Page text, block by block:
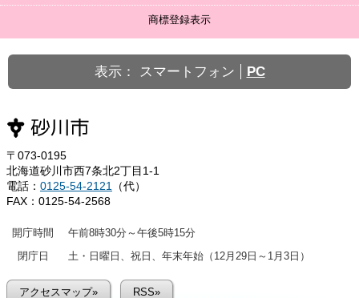
商標登録表示
表示： スマートフォン PC
〒073-0195
北海道砂川市西7条北2丁目1-1
電話： 0125-54-2121
（代）
FAX：0125-54-2568
開庁時間
午前8時30分～午後5時15分
閉庁日
土・日曜日、祝日、年末年始（12月29日～1月3日）
アクセスマップ» RSS»